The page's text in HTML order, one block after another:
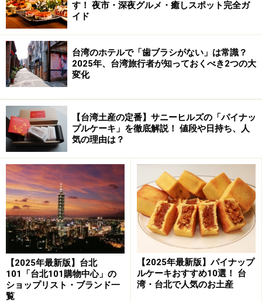
ち”が出てきてしまい、その結果、別れに至
るからだとか。
ダメアイテムその2：傘
次は、傘。中国語では、「傘（サン）」
「雨傘（ユィサン）」などと表現します。
傘の発音（サン）と散の発音（サン）が同
じなので、自分たちの仲も”散る”ことにな
ってしまうからだそうです。私が、「で
も、悪いこをと除けて、降りかからないよ
うにしてくれるから、何となくよさそうな
イメージがある」と伝えてみても、台湾の
恋人の間ではプレゼントとしてはタブーと
されているものだそうです。ポジティブな
イメージは通じませんでした。
ダメアイテムその3：置き時計
す！ 夜市・深夜グルメ・癒しスポット完全ガ
イド
台湾のホテルで「歯ブラシがない」は常識？
2025年、台湾旅行者が知っておくべき2つの大
変化
【台湾土産の定番】サニーヒルズの「パイナッ
プルケーキ」を徹底解説！ 値段や日持ち、人
気の理由は？
【2025年最新版】台北
101「台北101購物中心」の
ショップリスト・ブランド一
覧
【2025年最新版】パイナップ
ルケーキおすすめ10選！ 台
湾・台北で人気のお土産